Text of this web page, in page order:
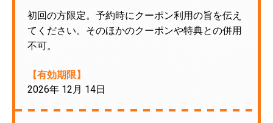
初回の方限定。予約時にクーポン利用の旨を伝え
てください。そのほかのクーポンや特典との併用
不可。
【有効期限】
2026年 12月 14日